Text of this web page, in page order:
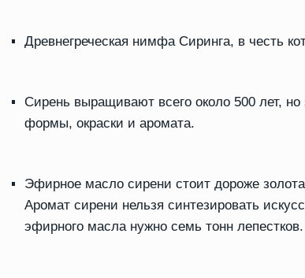
Древнегреческая нимфа Сиринга, в честь
Сирень выращивают всего около 500 лет,
формы, окраски и аромата.
Эфирное масло сирени стоит дороже
Аромат сирени нельзя синтезировать
эфирного масла нужно семь тонн лепестков.